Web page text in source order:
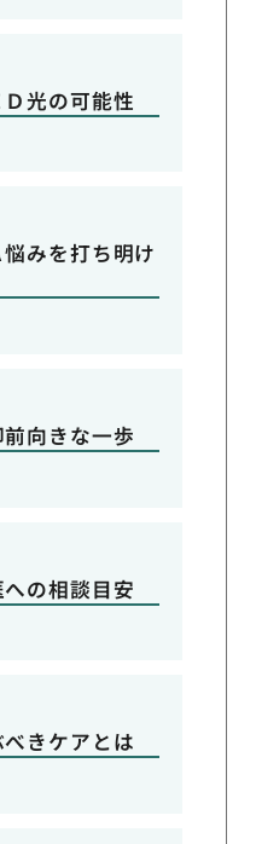
光の可能性
みを打ち明け
向きな一歩
の相談目安
きケアとは